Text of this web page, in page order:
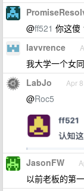
@ff521 你这傻
lavvrence
我大学一个女
LabJo Apr 8
@Roc5
JasonFW
以前老板的第